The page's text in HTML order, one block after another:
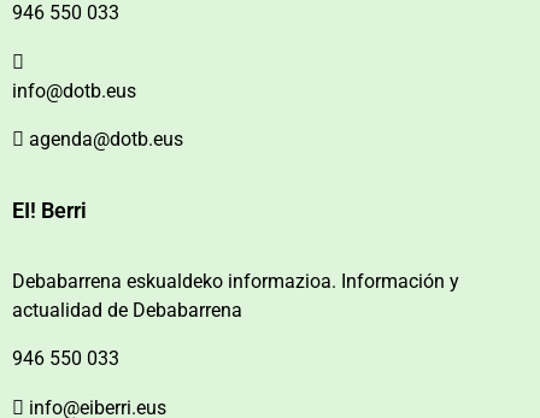
946 550 033
info@dotb.eus
agenda@dotb.eus
EI! Berri
Debabarrena eskualdeko informazioa. Información y
actualidad de Debabarrena
946 550 033
info@eiberri.eus